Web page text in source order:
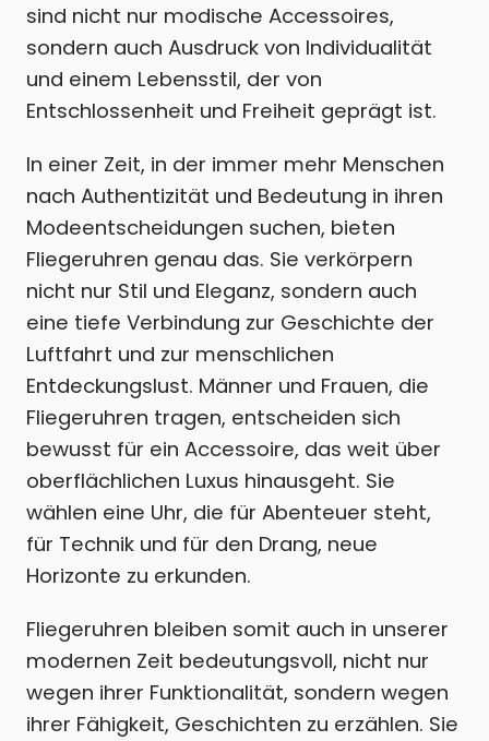
sind nicht nur modische Accessoires,
sondern auch Ausdruck von Individualität
und einem Lebensstil, der von
Entschlossenheit und Freiheit geprägt ist.
In einer Zeit, in der immer mehr Menschen
nach Authentizität und Bedeutung in ihren
Modeentscheidungen suchen, bieten
Fliegeruhren genau das. Sie verkörpern
nicht nur Stil und Eleganz, sondern auch
eine tiefe Verbindung zur Geschichte der
Luftfahrt und zur menschlichen
Entdeckungslust. Männer und Frauen, die
Fliegeruhren tragen, entscheiden sich
bewusst für ein Accessoire, das weit über
oberflächlichen Luxus hinausgeht. Sie
wählen eine Uhr, die für Abenteuer steht,
für Technik und für den Drang, neue
Horizonte zu erkunden.
Fliegeruhren bleiben somit auch in unserer
modernen Zeit bedeutungsvoll, nicht nur
wegen ihrer Funktionalität, sondern wegen
ihrer Fähigkeit, Geschichten zu erzählen. Sie